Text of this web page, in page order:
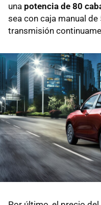
una potencia de 80
sea con caja manual
transmisión